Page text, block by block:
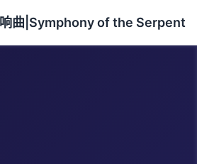
曲|Symphony of the Serpent